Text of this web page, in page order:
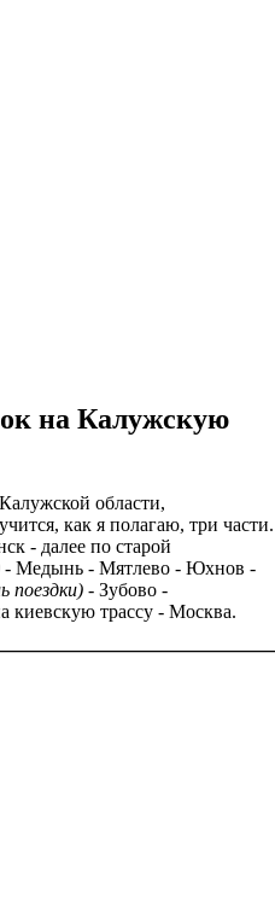
на Калужскую
области,
как я полагаю, три части.
- далее по старой
- Медынь - Мятлево - Юхнов -
поездки) - Зубово -
киевскую трассу - Москва.